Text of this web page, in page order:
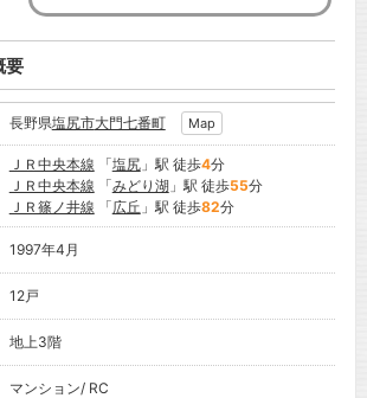
要
長野県塩尻市大門七番町 Map
ＪＲ中央本線 「塩尻」駅 徒歩4分
ＪＲ中央本線 「みどり湖」駅 徒歩55分
ＪＲ篠ノ井線 「広丘 」駅 徒歩82分
1997年4月
12戸
地上3階
マンション/ RC